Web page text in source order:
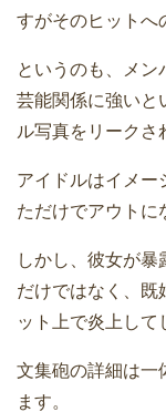
すがそのヒットへ
というのも、メン
芸能関係に強いと
ル写真をリークさ
アイドルはイメー
ただけでアウトに
しかし、彼女が暴
だけではなく、既
ット上で炎上して
文集砲の詳細は一
ます。